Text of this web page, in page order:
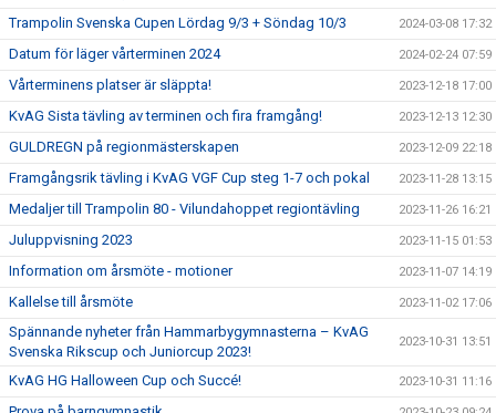
Trampolin Svenska Cupen Lördag 9/3 + Söndag 10/3 2024-03-08 17:32
Datum för läger vårterminen 2024 2024-02-24 07:59
Vårterminens platser är släppta! 2023-12-18 17:00
KvAG Sista tävling av terminen och fira framgång! 2023-12-13 12:30
GULDREGN på regionmästerskapen 2023-12-09 22:18
Framgångsrik tävling i KvAG VGF Cup steg 1-7 och pokal 2023-11-28 13:15
Medaljer till Trampolin 80 - Vilundahoppet regiontävling 2023-11-26 16:21
Juluppvisning 2023 2023-11-15 01:53
Information om årsmöte - motioner 2023-11-07 14:19
Kallelse till årsmöte 2023-11-02 17:06
Spännande nyheter från Hammarbygymnasterna – KvAG
Svenska Rikscup och Juniorcup 2023!
2023-10-31 13:51
KvAG HG Halloween Cup och Succé! 2023-10-31 11:16